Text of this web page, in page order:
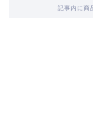
記事内に商